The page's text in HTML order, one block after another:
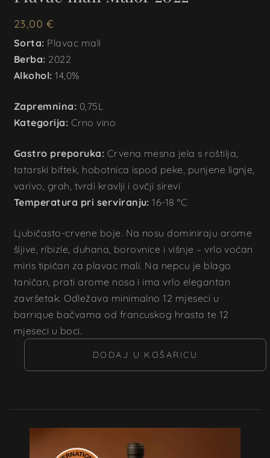
23,00 €
Sorta: Plavac mali
Berba: 2022
Alkohol: 14,0%
Zapremnina: 0,75L
Kategorija: Crno vino
Gastro preporuka: Crvena mesna jela s roštilja,
tatarski biftek, hobotnica ispod peke, punjene lignje,
varivo, grah, tvrdi kravlji i ovčji sirevi
Temperatura pri serviranju: 16-18 °C
Ljubičasto-crvene boje. Na nosu dominiraju arome
šljive, ribizle, duhana, borovnice i višnje – vrlo voćan
miris tipičan za plavac mali. Na nepcu je blago
taničan, prati arome nosa i ima vrlo elegantan
završetak. Odležava minimalno 12 mjeseci u
barrique bačvama od francuskog hrasta te 12
mjeseci u boci.
DODAJ U KOŠARICU